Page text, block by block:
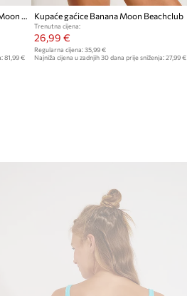
Dvodijelni kupaći kostim Banana Moon Luhani
81,99 €
Kupaće gaćice Banana Moon Beachclub
Trenutna cijena:
26,99 €
Regularna cijena: 35,99 €
Najniža cijena u zadnjih 30 dana prije sniženja: 27,99 €